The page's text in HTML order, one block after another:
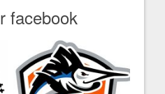
facebook